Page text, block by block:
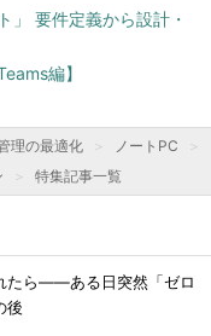
」 要件定義から設計・
編】
理の最適化 ノートPC
特集記事一覧
たら――ある日突然「ゼロ
後